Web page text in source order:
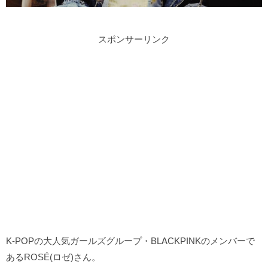
スポンサーリンク
K-POPの大人気ガールズグループ・BLACKPINKのメンバーで
あるROSÉ(ロゼ)さん。